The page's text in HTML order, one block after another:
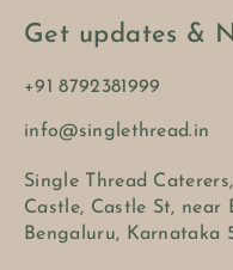
Get updates &
+91 8792381999
info@singlethread.in
Single Thread
Castle, Castle St, near
Bengaluru, Karnataka